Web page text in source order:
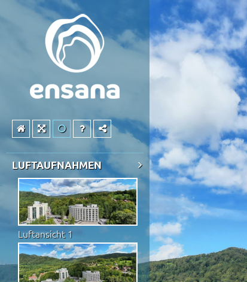
LUFTAUFNAHMEN
Luftansicht 1